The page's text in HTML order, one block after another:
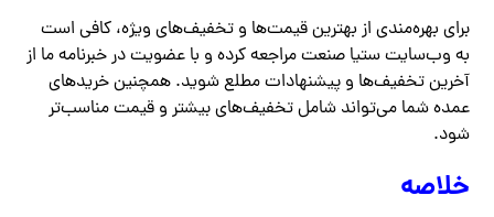
برای بهره‌مندی از بهترین قیمت‌ها و تخفیف‌های ویژه، کافی است
به وب‌سایت ستیا صنعت مراجعه کرده و با عضویت در خبرنامه ما از
آخرین تخفیف‌ها و پیشنهادات مطلع شوید. همچنین خریدهای
عمده شما می‌تواند شامل تخفیف‌های بیشتر و قیمت مناسب‌تر
شود.
خلاصه